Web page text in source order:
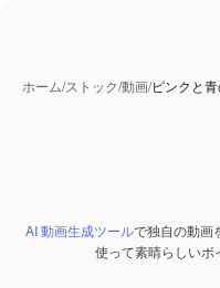
ホーム/ストック/動画/ピンクと
PremiumAI 生成コンテンツ
AI 動画生成ツールで独自の動画
使って素晴らしいボ